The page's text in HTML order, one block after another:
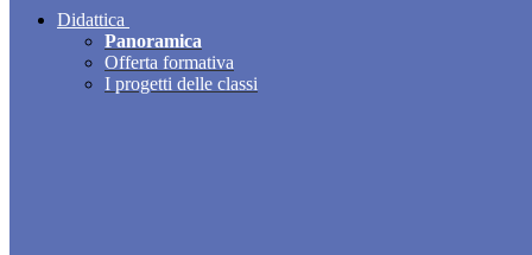
Didattica
Panoramica
Offerta formativa
I progetti delle classi